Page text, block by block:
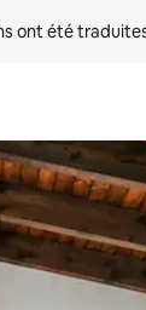
ont été